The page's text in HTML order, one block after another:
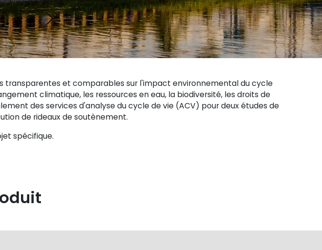
Next
transparentes et comparables sur l'impact environnemental du cycle
climatique, les ressources en eau, la biodiversité, les droits de
des services d'analyse du cycle de vie (ACV) pour deux études de
de rideaux de soutènement.
spécifique.